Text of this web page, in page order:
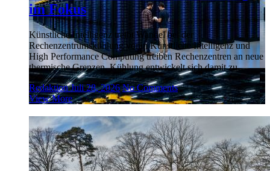
im Fokus
Künstliche Intelligenz treibt Wandel bei der
Rechenzentrumskühlung voran Künstliche Intelligenz und
High Performance Computing treiben Rechenzentren an neue
thermische Grenzen. Kühlung entwickelt sich damit zu…
RedaktionJuli 28, 2026 No Comments
View More